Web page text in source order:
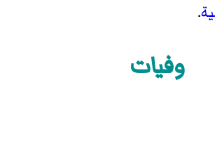
.
وفيات